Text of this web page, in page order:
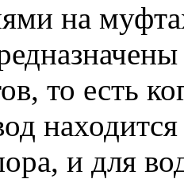
на
то есть
и для